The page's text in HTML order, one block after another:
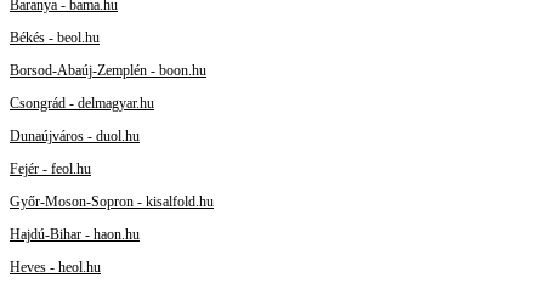
Baranya - bama.hu
Békés - beol.hu
Borsod-Abaúj-Zemplén - boon.hu
Csongrád - delmagyar.hu
Dunaújváros - duol.hu
Fejér - feol.hu
Győr-Moson-Sopron - kisalfold.hu
Hajdú-Bihar - haon.hu
Heves - heol.hu